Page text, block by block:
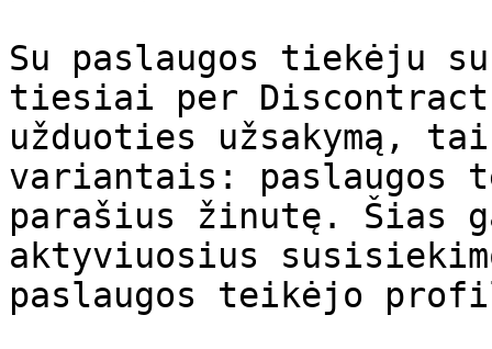
Su paslaugos tiekėju
tiesiai per
užduoties užsakymą,
variantais: paslaugos
parašius žinutę. Šias
aktyviuosius